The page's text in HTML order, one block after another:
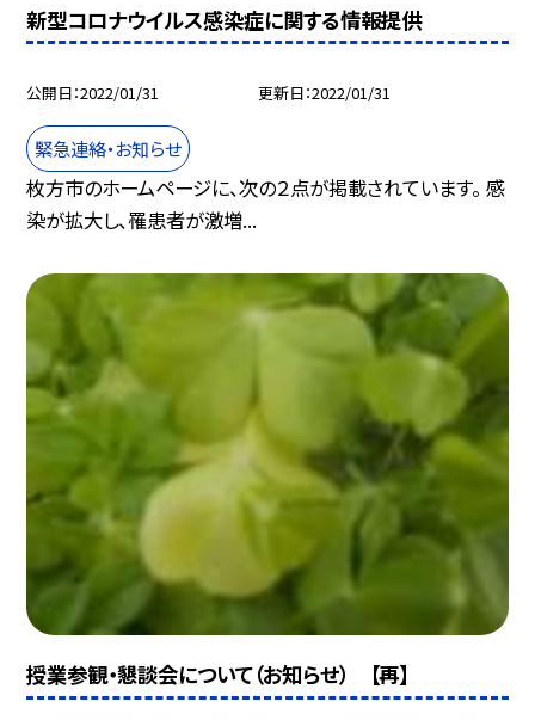
新型コロナウイルス感染症に関する情報提供
公開日 2022/01/31 更新日 2022/01/31
緊急連絡・お知らせ
枚方市のホームページに、次の２点が掲載されています。 感
染が拡大し、罹患者が激増...
授業参観・懇談会について（お知らせ） 【再】